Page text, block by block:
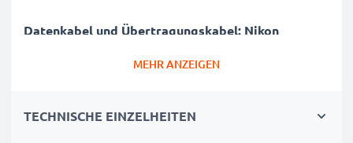
Datenkabel und Übertragungskabel: Nikon
anschließen (Interfacekabel, Computerkabel)
MEHR ANZEIGEN
TECHNISCHE EINZELHEITEN